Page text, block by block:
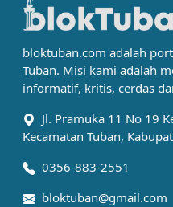
bloktuban.com adalah
Tuban. Misi kami adalah
informatif, kritis, cerdas
Jl. Pramuka 11 No 19
Kecamatan Tuban,
0356-883-2551
bloktuban@gmail.com